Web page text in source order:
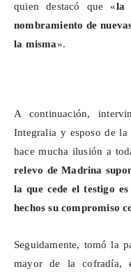
quien destacó que «la
nombramiento de
la misma».
A continuación,
Integralia y esposo de
hace mucha ilusión a
relevo de Madrina
la que cede el testigo
hechos su compromiso
Seguidamente, tomó la
mayor de la cofradía,